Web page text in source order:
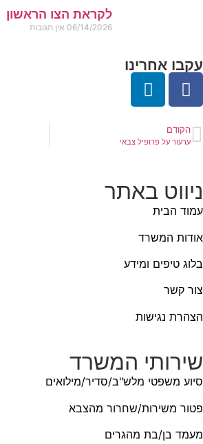
לקראת הצו הראשון
06/14/2026 אין תגובות
עקבו אחרינו
הקודם
ערעור על פרופיל צבאי
ניווט באתר
עמוד הבית
אודות המשרד
בלוג טיפים ומידע
צור קשר
הצהרת נגישות
שירותי המשרד
סיוע משפטי מלש"ב/סדיר/מילואים
פטור משירות/שחרור מהצבא
מעמד בן/בת מהגרים